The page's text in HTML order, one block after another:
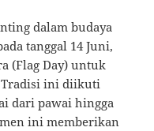
dalam budaya
tanggal 14 Juni,
(Flag Day) untuk
Tradisi ini diikuti
dari pawai hingga
ini memberikan